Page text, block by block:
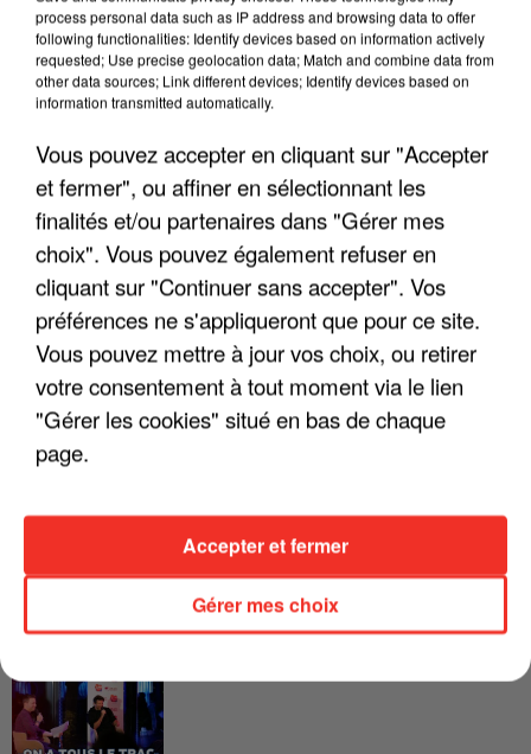
LES INTERVIEWS CHANTE
FRANCE
Voir plus
ENFOIRÉS"
process personal data such as IP address and browsing data to offer
following functionalities: Identify devices based on information actively
requested; Use precise geolocation data; Match and combine data from
other data sources; Link different devices; Identify devices based on
information transmitted automatically.
Vous pouvez accepter en cliquant sur "Accepter
et fermer", ou affiner en sélectionnant les
finalités et/ou partenaires dans "Gérer mes
choix". Vous pouvez également refuser en
cliquant sur "Continuer sans accepter". Vos
préférences ne s'appliqueront que pour ce site.
Vous pouvez mettre à jour vos choix, ou retirer
votre consentement à tout moment via le lien
"Gérer les cookies" situé en bas de chaque
page.
Gérer mes choix
Accepter et fermer